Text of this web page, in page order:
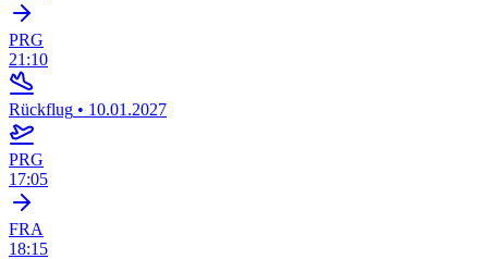
PRG
21:10
Rückflug • 10.01.2027
PRG
17:05
FRA
18:15